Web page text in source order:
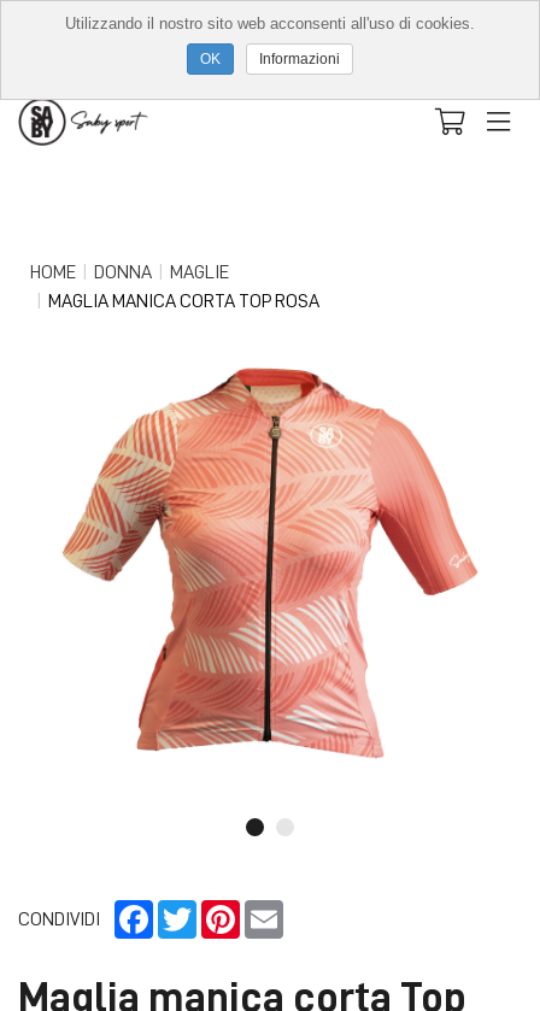
HOME DONNA
MAGLIE
MAGLIA MANICA CORTA TOP ROSA
CONDIVIDI Facebook
TwitterPinterest
Maglia manica corta Top
Utilizzando il nostro sito web acconsenti all'uso di cookies.
Informazioni